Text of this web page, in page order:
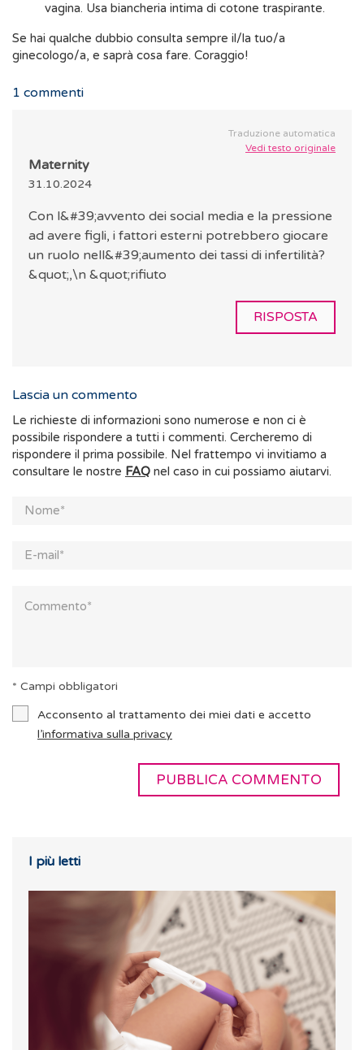
vagina. Usa biancheria intima di cotone traspirante.
Se hai qualche dubbio consulta sempre il/la tuo/a
ginecologo/a, e saprà cosa fare. Coraggio!
1 commenti
Traduzione automatica
Vedi testo originale
Maternity
31.10.2024
Con l&#39;avvento dei social media e la pressione
ad avere figli, i fattori esterni potrebbero giocare
un ruolo nell&#39;aumento dei tassi di infertilità?
&quot;,\n &quot;rifiuto
RISPOSTA
Lascia un commento
Le richieste di informazioni sono numerose e non ci è
possibile rispondere a tutti i commenti. Cercheremo di
rispondere il prima possibile. Nel frattempo vi invitiamo a
consultare le nostre FAQ nel caso in cui possiamo aiutarvi.
* Campi obbligatori
Acconsento al trattamento dei miei dati e accetto
l’informativa sulla privacy
I più letti